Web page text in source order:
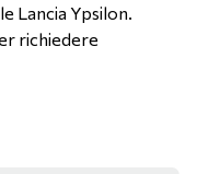
Lancia Ypsilon.
richiedere